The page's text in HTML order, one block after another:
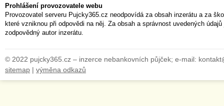
Prohlášení provozovatele webu
Provozovatel serveru Pujcky365.cz neodpovídá za obsah inzerátu a za
které vzniknou při odpovědi na něj. Za obsah a správnost uvedených
zodpovědný autor inzerátu.
© 2022 pujcky365.cz – inzerce nebankovních půjček; e-mail:
sitemap | výměna odkazů